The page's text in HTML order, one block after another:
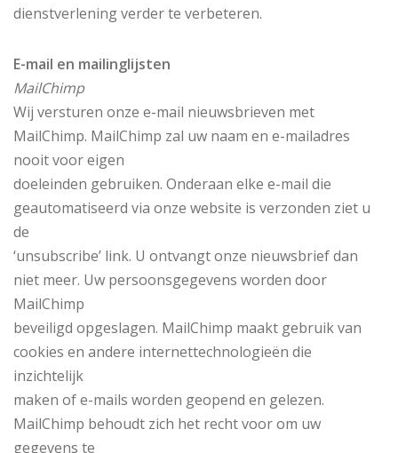
dienstverlening verder te verbeteren.
E-mail en mailinglijsten
MailChimp
Wij versturen onze e-mail nieuwsbrieven met
MailChimp. MailChimp zal uw naam en e-mailadres
nooit voor eigen
doeleinden gebruiken. Onderaan elke e-mail die
geautomatiseerd via onze website is verzonden ziet u
de
‘unsubscribe’ link. U ontvangt onze nieuwsbrief dan
niet meer. Uw persoonsgegevens worden door
MailChimp
beveiligd opgeslagen. MailChimp maakt gebruik van
cookies en andere internettechnologieën die
inzichtelijk
maken of e-mails worden geopend en gelezen.
MailChimp behoudt zich het recht voor om uw
gegevens te